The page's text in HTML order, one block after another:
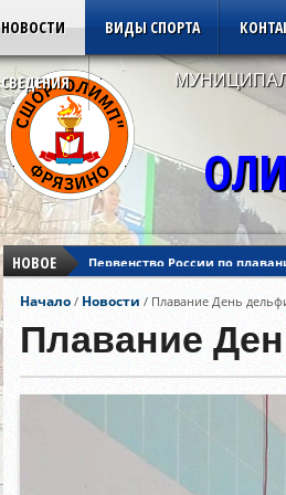
НОВОСТИ ВИДЫ СПОРТА
СВЕДЕНИЯ
НОВОЕ
Первенство России по
Кубок Азии по дзюдо
Кубок Европы по дзюдо
Начало / Новости / Плавание День
Плавание